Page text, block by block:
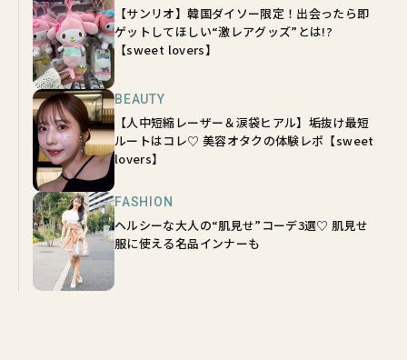
【サンリオ】韓国ダイソー限定！出会ったら即
ゲットしてほしい“激レアグッズ”とは!?
【sweet lovers】
BEAUTY
【人中短縮レーザー＆涙袋ヒアル】垢抜け最短
ルートはコレ♡ 美容オタクの体験レポ【sweet
lovers】
FASHION
ヘルシーな大人の“肌見せ”コーデ3選♡ 肌見せ
服に使える名品インナーも